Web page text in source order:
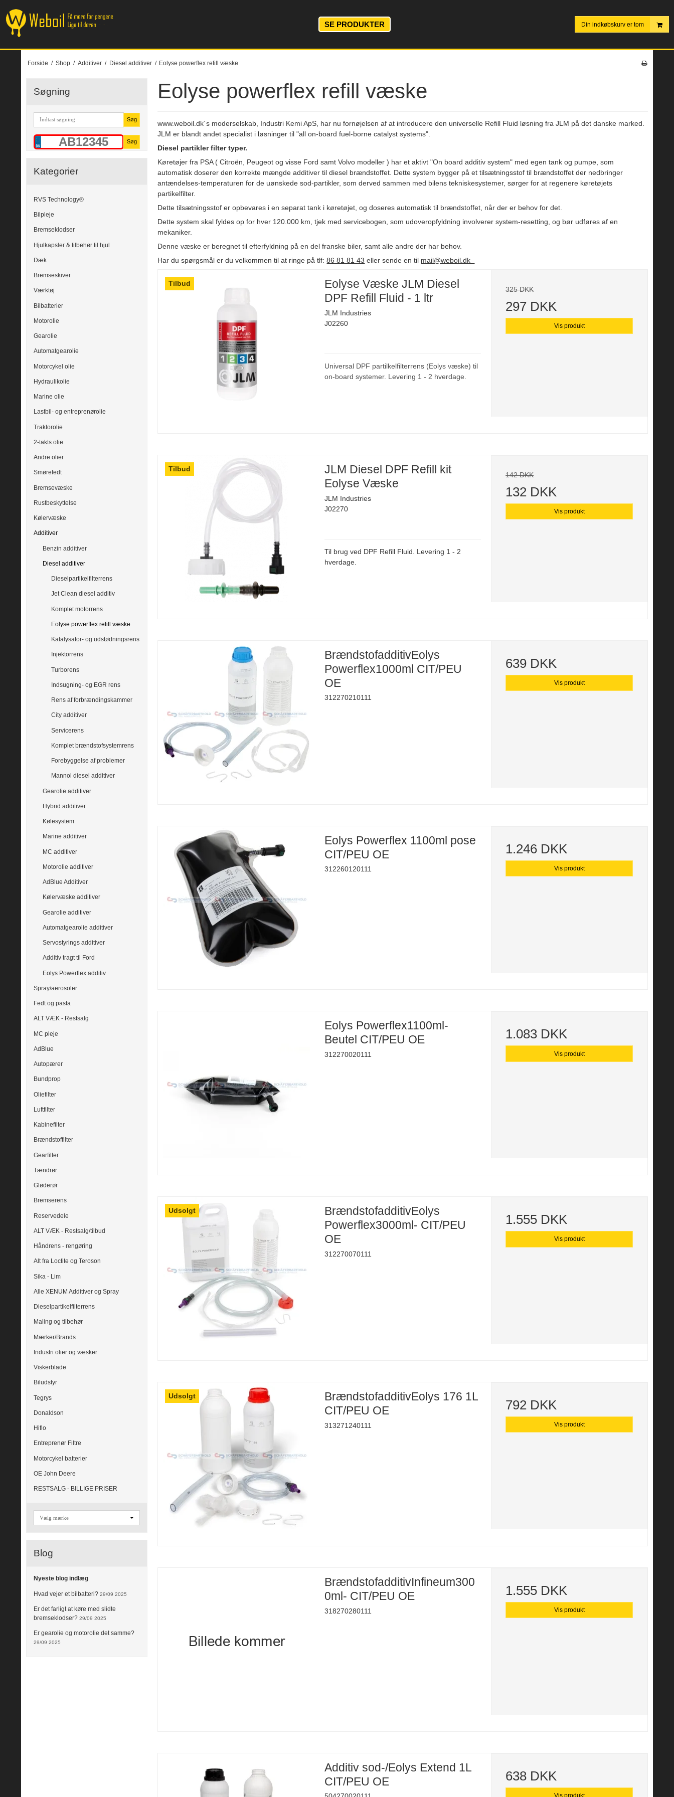
SE PRODUKTER Din indkøbskurv er tom
Forside / Shop / Additiver / Diesel additiver / Eolyse powerflex refill væske
Søgning
Søg
Søg
Kategorier
RVS Technology®
Bilpleje
Bremseklodser
Hjulkapsler & tilbehør til hjul
Dæk
Bremseskiver
Værktøj
Bilbatterier
Motorolie
Gearolie
Automatgearolie
Motorcykel olie
Hydraulikolie
Marine olie
Lastbil- og entreprenørolie
Traktorolie
2-takts olie
Andre olier
Smørefedt
Bremsevæske
Rustbeskyttelse
Kølervæske
Additiver
Benzin additiver
Diesel additiver
Dieselpartikelfilterrens
Jet Clean diesel additiv
Komplet motorrens
Eolyse powerflex refill væske
Katalysator- og udstødningsrens
Injektorrens
Turborens
Indsugning- og EGR rens
Rens af forbrændingskammer
City additiver
Servicerens
Komplet brændstofsystemrens
Forebyggelse af problemer
Mannol diesel additiver
Gearolie additiver
Hybrid additiver
Kølesystem
Marine additiver
MC additiver
Motorolie additiver
AdBlue Additiver
Kølervæske additiver
Gearolie additiver
Automatgearolie additiver
Servostyrings additiver
Additiv tragt til Ford
Eolys Powerflex additiv
Spray/aerosoler
Fedt og pasta
ALT VÆK - Restsalg
MC pleje
AdBlue
Autopærer
Bundprop
Oliefilter
Luftfilter
Kabinefilter
Brændstoffilter
Gearfilter
Tændrør
Gløderør
Bremserens
Reservedele
ALT VÆK - Restsalg/tilbud
Håndrens - rengøring
Alt fra Loctite og Teroson
Sika - Lim
Alle XENUM Additiver og Spray
Dieselpartikelfilterrens
Maling og tilbehør
Mærker/Brands
Industri olier og væsker
Viskerblade
Biludstyr
Tegrys
Donaldson
Hiflo
Entreprenør Filtre
Motorcykel batterier
OE John Deere
RESTSALG - BILLIGE PRISER
Blog
Nyeste blog indlæg
Hvad vejer et bilbatteri? 29/09 2025
Er det farligt at køre med slidte
bremseklodser? 29/09 2025
Er gearolie og motorolie det samme?
29/09 2025
Eolyse powerflex refill væske
www.weboil.dk´s moderselskab, Industri Kemi ApS, har nu fornøjelsen af at introducere den universelle Refill Fluid løsning fra JLM på det danske marked.
JLM er blandt andet specialist i løsninger til "all on-board fuel-borne catalyst systems".
Diesel partikler filter typer.
Køretøjer fra PSA ( Citroën, Peugeot og visse Ford samt Volvo modeller ) har et aktivt "On board additiv system" med egen tank og pumpe, som
automatisk doserer den korrekte mængde additiver til diesel brændstoffet. Dette system bygger på et tilsætningsstof til brændstoffet der nedbringer
antændelses-temperaturen for de uønskede sod-partikler, som derved sammen med bilens tekniskesystemer, sørger for at regenere køretøjets
partikelfilter.
Dette tilsætningsstof er opbevares i en separat tank i køretøjet, og doseres automatisk til brændstoffet, når der er behov for det.
Dette system skal fyldes op for hver 120.000 km, tjek med servicebogen, som udoveropfyldning involverer system-resetting, og bør udføres af en
mekaniker.
Denne væske er beregnet til efterfyldning på en del franske biler, samt alle andre der har behov.
Har du spørgsmål er du velkommen til at ringe på tlf:86 81 81 43 eller sende en til mail@weboil.dk
Tilbud
Eolyse Væske JLM Diesel
DPF Refill Fluid - 1 ltr
JLM Industries
J02260
Universal DPF partilkelfilterrens (Eolys væske) til
on-board systemer. Levering 1 - 2 hverdage.
325 DKK
297 DKK
Vis produkt
Tilbud
JLM Diesel DPF Refill kit
Eolyse Væske
JLM Industries
J02270
Til brug ved DPF Refill Fluid. Levering 1 - 2
hverdage.
142 DKK
132 DKK
Vis produkt
BrændstofadditivEolys
Powerflex1000ml CIT/PEU
OE
312270210111
639 DKK
Vis produkt
Eolys Powerflex 1100ml pose
CIT/PEU OE
312260120111
1.246 DKK
Vis produkt
Eolys Powerflex1100ml-
Beutel CIT/PEU OE
312270020111
1.083 DKK
Vis produkt
Udsolgt
BrændstofadditivEolys
Powerflex3000ml- CIT/PEU
OE
312270070111
1.555 DKK
Vis produkt
Udsolgt
BrændstofadditivEolys 176 1L
CIT/PEU OE
313271240111
792 DKK
Vis produkt
BrændstofadditivInfineum300
0ml- CIT/PEU OE
318270280111
1.555 DKK
Vis produkt
Additiv sod-/Eolys Extend 1L
CIT/PEU OE
638 DKK
Vis produkt